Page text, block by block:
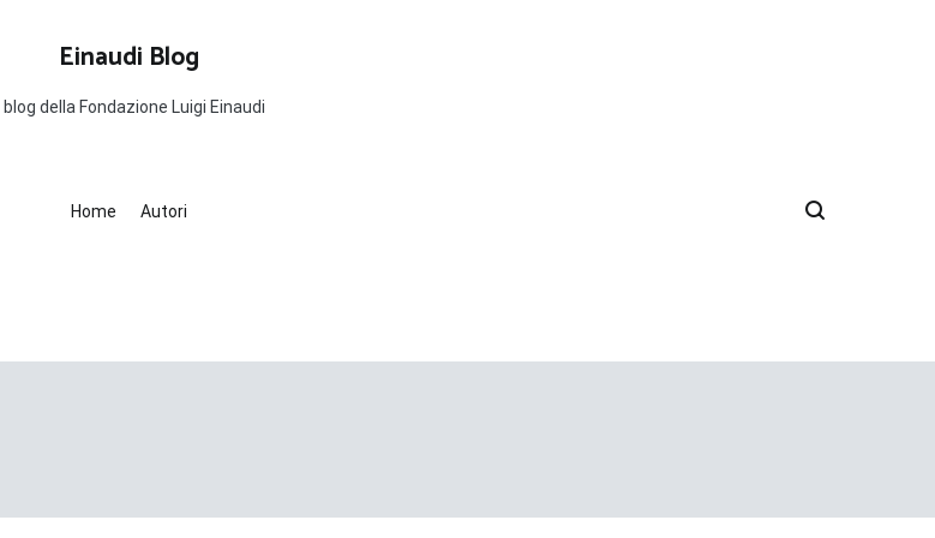
Einaudi Blog
Il blog della Fondazione Luigi Einaudi
Home Autori